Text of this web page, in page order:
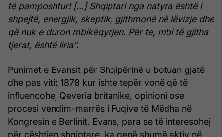
të pamposhtur! […] Shqiptari nga natyra është i
shpejtë, energjik, skeptik, gjithmonë në lëvizje dhe
që nuk e duron mbikëqyrjen. Për te, mbi të gjitha
tjerat, është liria”.
Punimet e Evansit për Shqipërinë u botuan gjatë
dhe pas vitit 1878 kur ishte tepër vonë që të
influencohej Qeveria britanike, opinioni ose
procesi vendim-marrës i Fuqive të Mëdha në
Kongresin e Berlinit. Evans, para se të interesohej
për çështjen shqiptare, ka qenë shumë aktiv në